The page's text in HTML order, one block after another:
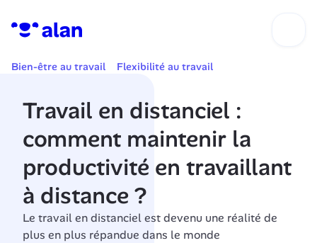
Bien-être au travail Flexibilité au travail
Travail en distanciel :
comment maintenir la
productivité en travaillant
à distance ?
Le travail en distanciel est devenu une réalité de
plus en plus répandue dans le monde